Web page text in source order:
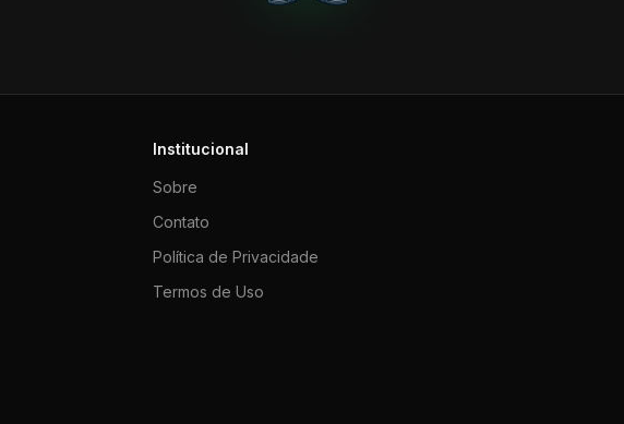
Institucional
Sobre
Contato
Política de Privacidade
Termos de Uso